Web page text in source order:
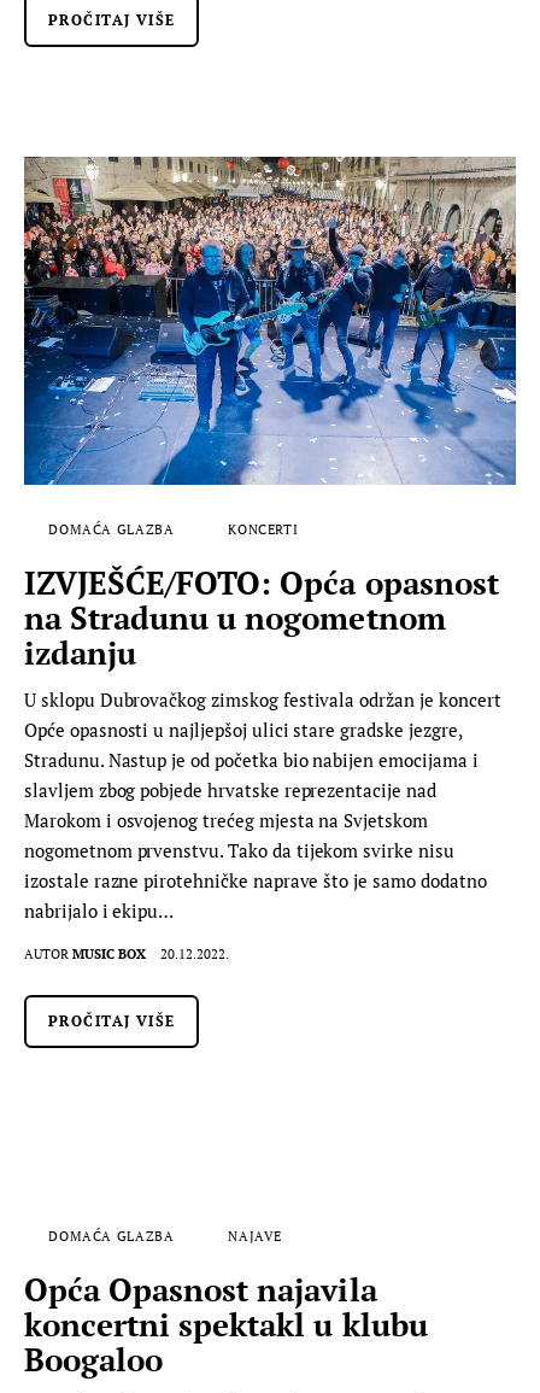
PROČITAJ VIŠE
DOMAĆA GLAZBA KONCERTI
IZVJEŠĆE/FOTO: Opća opasnost
na Stradunu u nogometnom
izdanju
U sklopu Dubrovačkog zimskog festivala održan je koncert
Opće opasnosti u najljepšoj ulici stare gradske jezgre,
Stradunu. Nastup je od početka bio nabijen emocijama i
slavljem zbog pobjede hrvatske reprezentacije nad
Marokom i osvojenog trećeg mjesta na Svjetskom
nogometnom prvenstvu. Tako da tijekom svirke nisu
izostale razne pirotehničke naprave što je samo dodatno
nabrijalo i ekipu…
AUTOR MUSIC BOX 20.12.2022.
PROČITAJ VIŠE
DOMAĆA GLAZBA NAJAVE
Opća Opasnost najavila
koncertni spektakl u klubu
Boogaloo